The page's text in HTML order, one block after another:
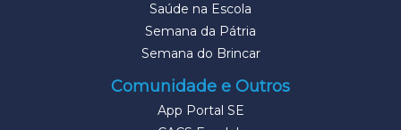
Saúde na Escola
Semana da Pátria
Semana do Brincar
Comunidade e Outros
App Portal SE